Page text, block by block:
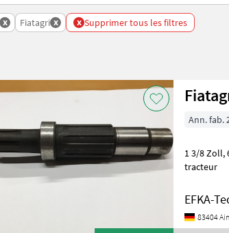
x Fiatagri x x Supprimer tous les filtres
Ann. fab.
1 3/8 Zoll, 6-teilig Pièces de réparation et pièces de rechange Pièces de
tracteur
EFKA-
83404